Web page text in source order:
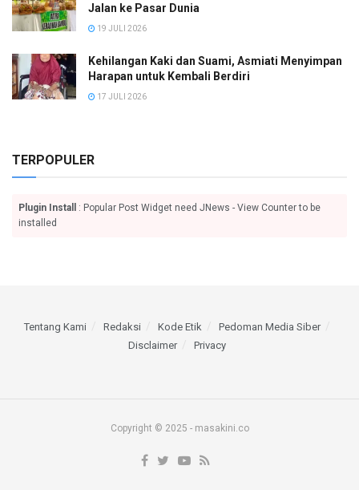
Jalan ke Pasar Dunia
19 JULI 2026
Kehilangan Kaki dan Suami, Asmiati Menyimpan
Harapan untuk Kembali Berdiri
17 JULI 2026
TERPOPULER
Plugin Install
: Popular Post Widget need JNews - View Counter to be
installed
Tentang Kami Redaksi Kode Etik
Pedoman Media Siber
Disclaimer
Privacy
Copyright © 2025 - masakini.co